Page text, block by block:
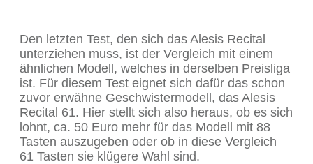
Den letzten Test, den sich das Alesis Recital
unterziehen muss, ist der Vergleich mit einem
ähnlichen Modell, welches in derselben Preisliga
ist. Für diesem Test eignet sich dafür das schon
zuvor erwähne Geschwistermodell, das Alesis
Recital 61. Hier stellt sich also heraus, ob es sich
lohnt, ca. 50 Euro mehr für das Modell mit 88
Tasten auszugeben oder ob in diese Vergleich
61 Tasten sie klügere Wahl sind.